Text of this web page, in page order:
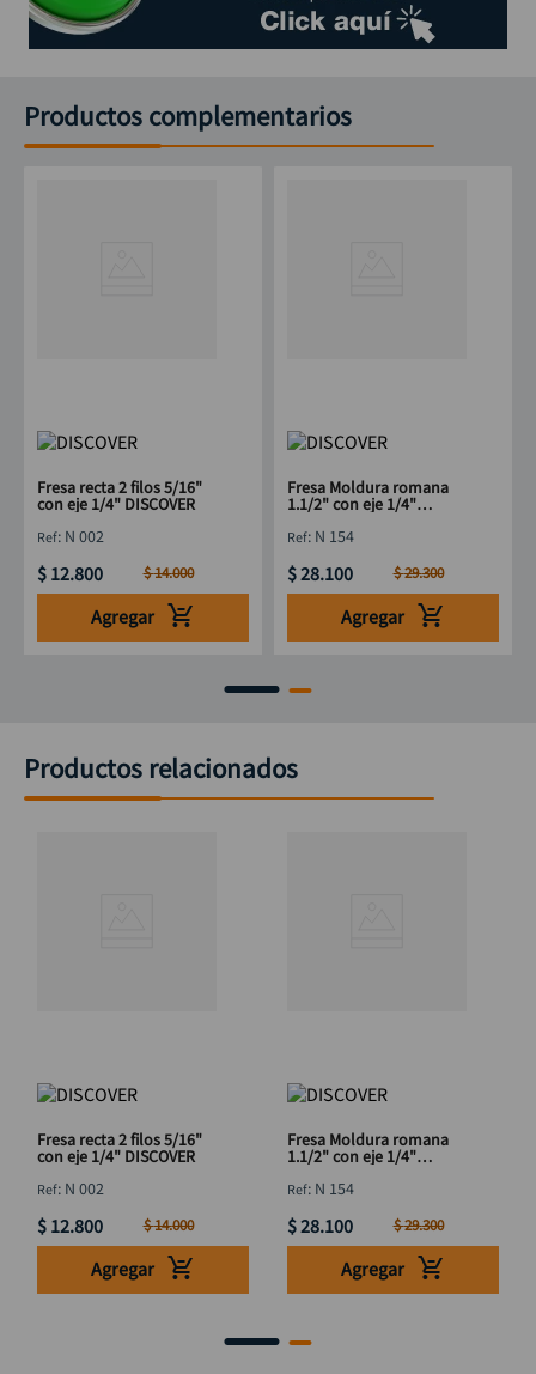
Productos complementarios
Fresa recta 2 filos 5/16"
con eje 1/4" DISCOVER
: N 002
$ 12.800 $14.000
Agregar
Fresa Moldura romana
1.1/2" con eje 1/4"
: N 154
$28.100 $29.300
Agregar
Productos relacionados
Fresa recta 2 filos 5/16"
con eje 1/4" DISCOVER
: N 002
$ 12.800 $14.000
Agregar
Fresa Moldura romana
1.1/2" con eje 1/4"
: N 154
$28.100 $29.300
Agregar